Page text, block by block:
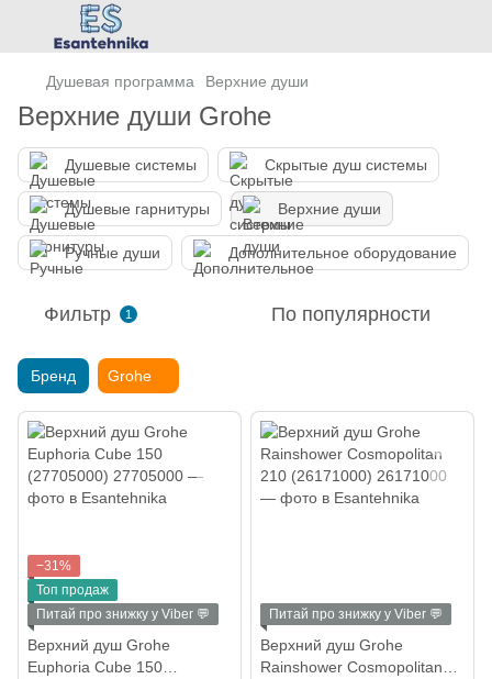
Душевая программа Верхние души
Верхние души Grohe
Душевые системы Скрытые душ системы
Душевые гарнитуры Верхние души
Ручные души Дополнительное оборудование
Фильтр 1 По популярности
Бренд Grohe
−31%
Топ продаж
Питай про знижку у Viber 💬
Верхний душ Grohe
Euphoria Cube 150
Питай про знижку у Viber 💬
Верхний душ Grohe
Rainshower Cosmopolitan